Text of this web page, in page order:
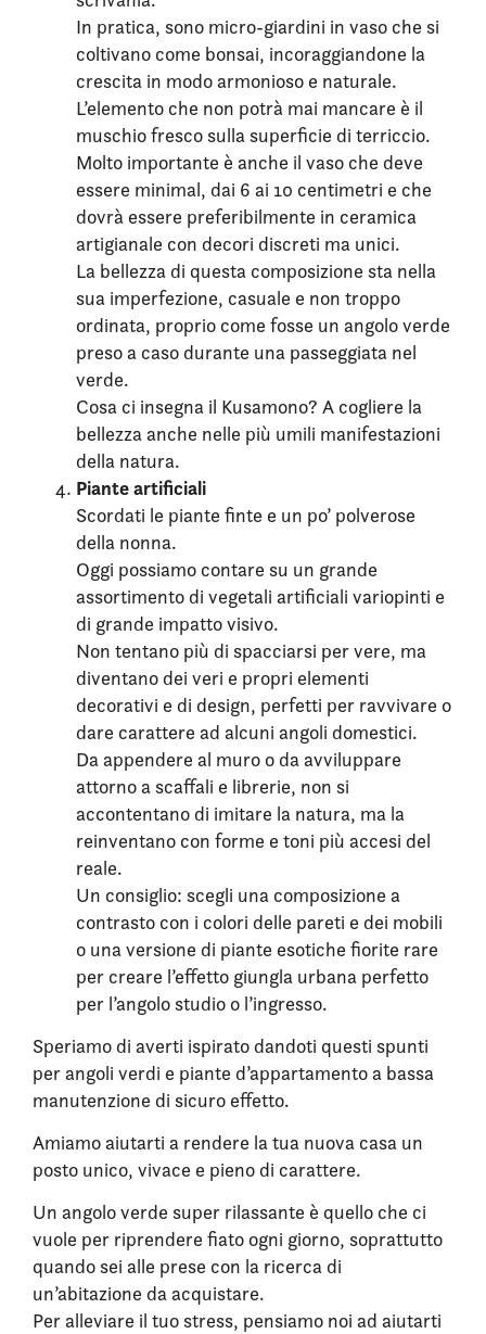
In pratica, sono micro-giardini in vaso che si
coltivano come bonsai, incoraggiandone la
crescita in modo armonioso e naturale.
L’elemento che non potrà mai mancare è il
muschio fresco sulla superficie di terriccio.
Molto importante è anche il vaso che deve
essere minimal, dai 6 ai 10 centimetri e che
dovrà essere preferibilmente in ceramica
artigianale con decori discreti ma unici.
La bellezza di questa composizione sta nella
sua imperfezione, casuale e non troppo
ordinata, proprio come fosse un angolo verde
preso a caso durante una passeggiata nel
verde.
Cosa ci insegna il Kusamono? A cogliere la
bellezza anche nelle più umili manifestazioni
della natura.
Piante artificiali
Scordati le piante finte e un po’ polverose
della nonna.
Oggi possiamo contare su un grande
assortimento di vegetali artificiali variopinti e
di grande impatto visivo.
Non tentano più di spacciarsi per vere, ma
diventano dei veri e propri elementi
decorativi e di design, perfetti per ravvivare o
dare carattere ad alcuni angoli domestici.
Da appendere al muro o da avviluppare
attorno a scaffali e librerie, non si
accontentano di imitare la natura, ma la
reinventano con forme e toni più accesi del
reale.
Un consiglio: scegli una composizione a
contrasto con i colori delle pareti e dei mobili
o una versione di piante esotiche fiorite rare
per creare l’effetto giungla urbana perfetto
per l’angolo studio o l’ingresso.
Speriamo di averti ispirato dandoti questi spunti
per angoli verdi e piante d’appartamento a bassa
manutenzione di sicuro effetto.
Amiamo aiutarti a rendere la tua nuova casa un
posto unico, vivace e pieno di carattere.
Un angolo verde super rilassante è quello che ci
vuole per riprendere fiato ogni giorno, soprattutto
quando sei alle prese con la ricerca di
un’abitazione da acquistare.
Per alleviare il tuo stress, pensiamo noi ad aiutarti